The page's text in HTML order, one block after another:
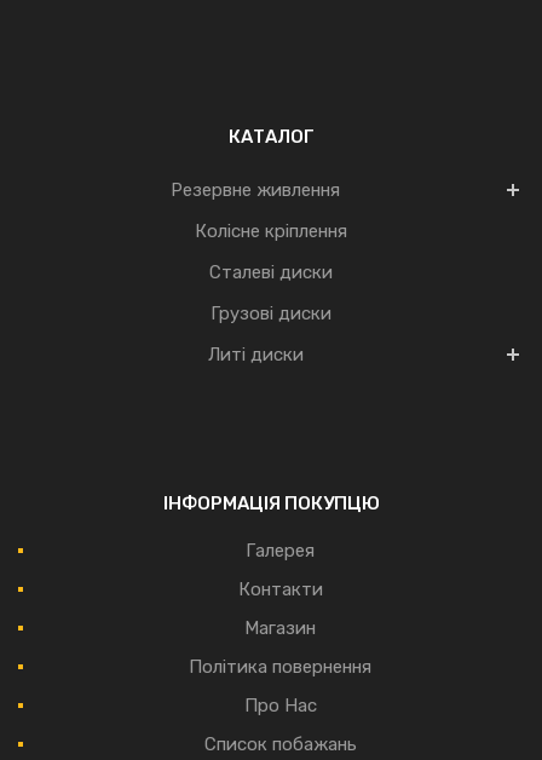
КАТАЛОГ
Резервне живлення
Колісне кріплення
Сталеві диски
Грузові диски
Литі диски
ІНФОРМАЦІЯ ПОКУПЦЮ
Галерея
Контакти
Магазин
Політика повернення
Про Нас
Список побажань